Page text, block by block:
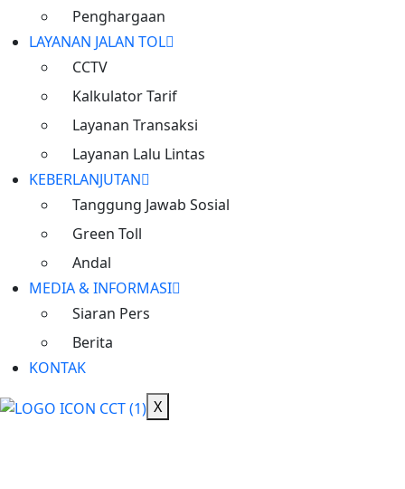
Penghargaan
LAYANAN JALAN TOL
CCTV
Kalkulator Tarif
Layanan Transaksi
Layanan Lalu Lintas
KEBERLANJUTAN
Tanggung Jawab Sosial
Green Toll
Andal
MEDIA & INFORMASI
Siaran Pers
Berita
KONTAK
X
Live CCTV
Ruas Cimanggis Cibitung
Inisiatif dan Komitmen untuk
Keberlanjutan
Layanan Jalan Tol
Tanggung Jawab Sosial
Penghargaan Perusahaan
Visi, Misi, & Nilai